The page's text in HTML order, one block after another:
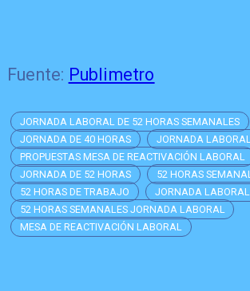
Fuente: Publimetro
JORNADA LABORAL DE 52 HORAS SEMANALES
JORNADA DE 40 HORAS
JORNADA
PROPUESTAS MESA DE REACTIVACIÓN LABORAL
JORNADA DE 52 HORAS
52 HORAS
52 HORAS DE TRABAJO
JORNADA LABORAL
52 HORAS SEMANALES JORNADA LABORAL
MESA DE REACTIVACIÓN LABORAL